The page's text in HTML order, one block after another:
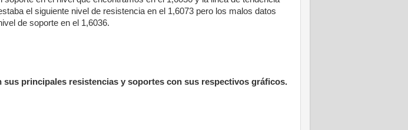
el siguiente nivel de resistencia en el 1,6073 pero los malos datos
de soporte en el 1,6036.
sus principales resistencias y soportes con sus respectivos gráficos.